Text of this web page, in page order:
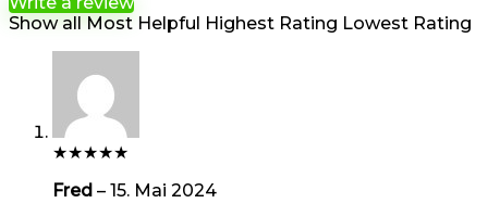
Show all Most Helpful Highest Rating Lowest Rating
★★★★★
Fred – 15. Mai 2024